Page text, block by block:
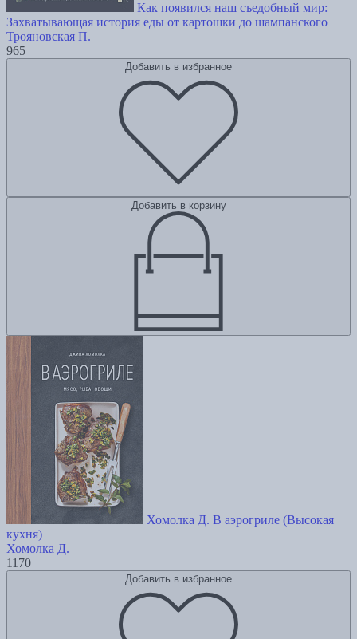
Как появился наш съедобный мир:
Захватывающая история еды от картошки до шампанского
Трояновская П.
965
Добавить в избранное
Добавить в корзину
Хомолка Д. В аэрогриле (Высокая
кухня)
Хомолка Д.
1170
Добавить в избранное